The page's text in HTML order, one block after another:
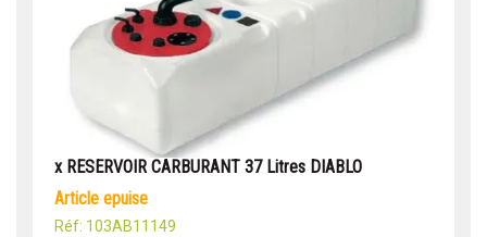
x RESERVOIR CARBURANT 37 Litres DIABLO
article epuise
Réf: 103AB11149